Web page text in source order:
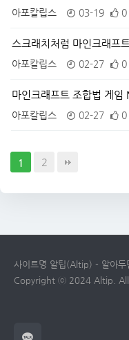
아포칼립스 03-19 0
스크래치처럼 마인크래프
아포칼립스 02-27 0
마인크래프트 조합법 게
아포칼립스 02-27 0
1 2
사이트명 알팁(Altip) - 알아두
Copyright ⓒ 2024 Altip. All